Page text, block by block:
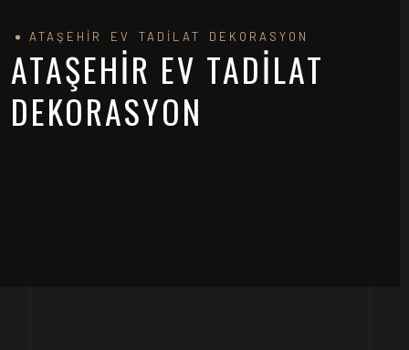
ATAŞEHIR EV TADILAT DEKORASYON
ATAŞEHIR EV TADILAT
DEKORASYON